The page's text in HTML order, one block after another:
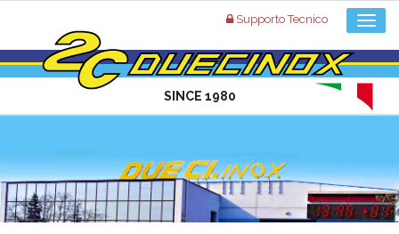
Supporto Tecnico
SINCE 1980